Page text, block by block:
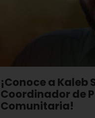
¡Conoce a Kaleb
Coordinador de
Comunitaria!